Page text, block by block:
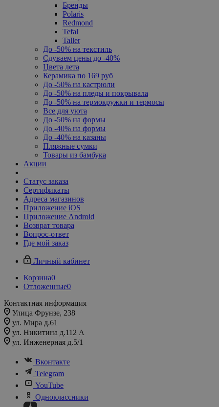
Бренды
Polaris
Redmond
Tefal
Taller
До -50% на текстиль
Сдуваем цены до -40%
Цвета лета
Керамика по 169 руб
До -50% на кастрюли
До -50% на пледы и покрывала
До -50% на термокружки и термосы
Все для уюта
До -50% на формы
До -40% на формы
До -40% на казаны
Пляжные сумки
Товары из бамбука
Акции
Статус заказа
Сертификаты
Адреса магазинов
Приложение iOS
Приложение Android
Возврат товара
Вопрос-ответ
Где мой заказ
Личный кабинет
Корзина0
Отложенные0
Контактная информация
Улица Фрунзе, 238​
ул. Мира д.61
ул. Никитина д.112 А
ул. Инженерная д.5/1
Вконтакте
Telegram
YouTube
Одноклассники